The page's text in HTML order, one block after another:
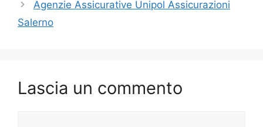
Agenzie Assicurative Unipol Assicurazioni
Salerno
Lascia un commento